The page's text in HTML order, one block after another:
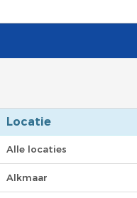
Locatie
Alle locaties
Alkmaar